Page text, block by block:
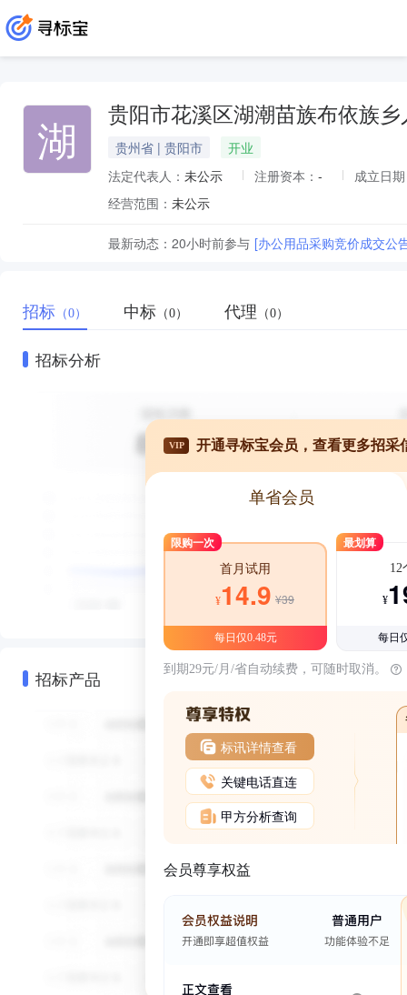
湖 贵阳市花溪区湖潮苗族布依族乡
贵州省 | 贵阳市
开业
法定代表人： 未公示 注册资本： -
成立日
经营范围： 未公示
最新动态： 20小时前参与 [办公用品采购竞价成交公
招标 （0） 中标 （0） 代理 （0）
招标分析
招标产品
VIP 开通寻标宝会员，查看更多招采
单省会员
限购一次
首月试用
¥14.9 ¥39
每日仅0.48元
最划算
12
¥
每日
到期29元/月/省自动续费，可随时取消。
标讯详情查看
关键电话直连
甲方分析查询
会员尊享权益